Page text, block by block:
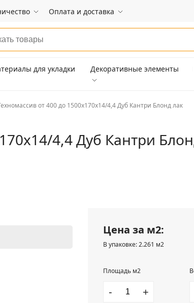
Оплата и доставка
для укладки Декоративные элементы
от 400 до 1500х170х14/4,4 Дуб Кантри Блонд лак
4,4 Дуб Кантри
Цена за м2:
В упаковке: 2.261 м2
Площадь м2
- +